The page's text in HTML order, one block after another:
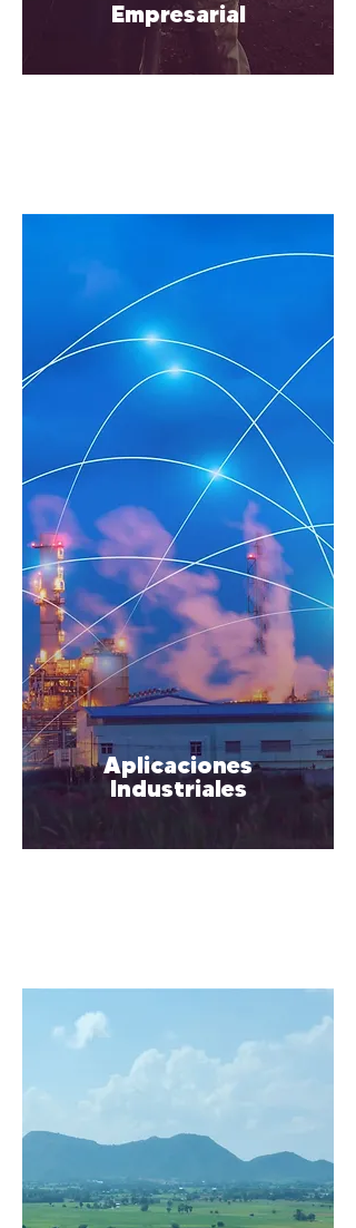
Empresarial
Aplicaciones
Industriales